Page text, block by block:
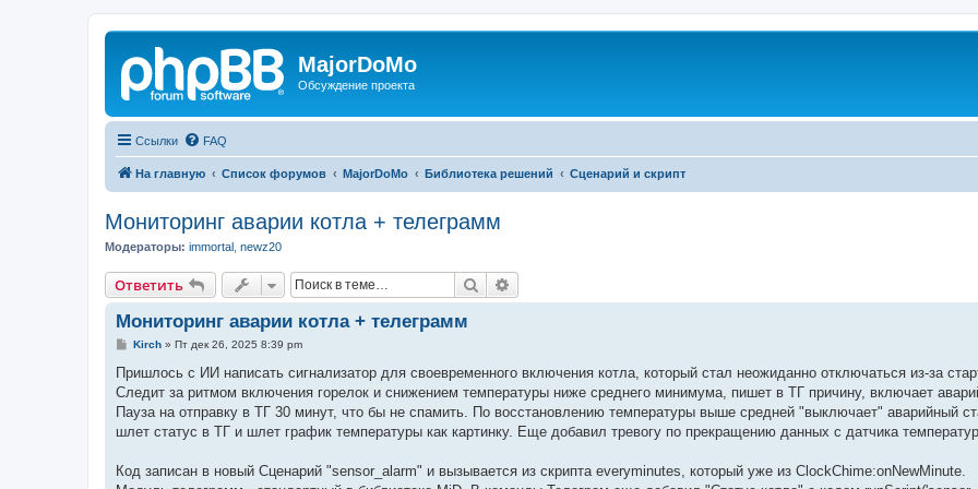
MajorDoMo
Обсуждение проекта
Ссылки FAQ
На главную Список форумов MajorDoMo Библиотека решений Сценарий и скрипт
Мониторинг аварии котла + телеграмм
Модераторы: immortal newz20
Ответить Поиск
Мониторинг аварии котла + телеграмм
С
о
щ
е
н
и
Kirch» Пт дек 26, 2025 8:39 pm
Пришлось с ИИ написать сигнализатор для своевременного включения котла, который стал неожиданно отключаться из-за
Следит за ритмом включения горелок и снижением температуры ниже среднего минимума, пишет в ТГ причину, включает
Пауза на отправку в ТГ 30 минут, что бы не спамить. По восстановлению температуры выше средней "выключает" аварийный
шлет статус в ТГ и шлет график температуры как картинку. Еще добавил тревогу по прекращению данных с датчика
Код записан в новый Сценарий "sensor_alarm" и вызывается из скрипта everyminutes, который уже из ClockChime:onNewMinute.